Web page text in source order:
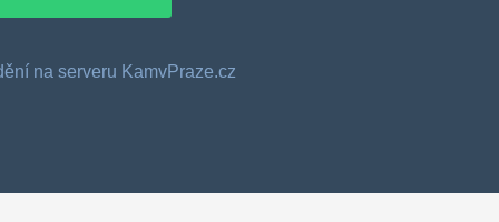
na serveru KamvPraze.cz